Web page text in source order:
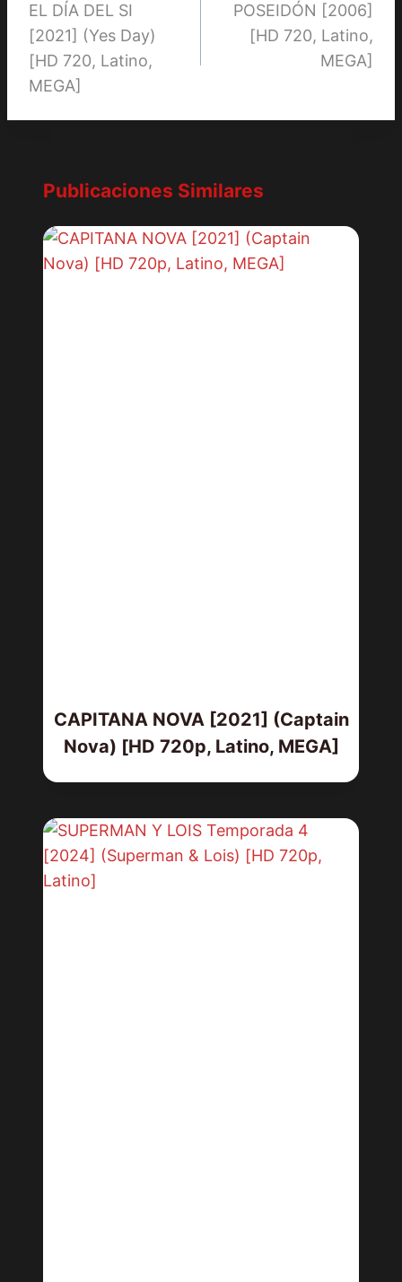
de
entradas
EL DÍA DEL SI
[2021] (Yes Day)
[HD 720, Latino,
MEGA]
POSEIDÓN [2006]
[HD 720, Latino,
MEGA]
Publicaciones Similares
CAPITANA NOVA [2021] (Captain
Nova) [HD 720p, Latino, MEGA]